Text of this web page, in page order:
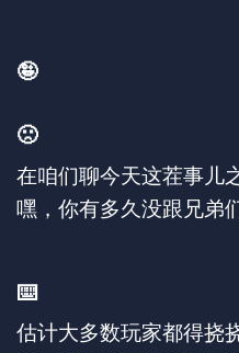
🤪
🙁
在咱们聊今天这茬事儿
嘿，你有多久没跟兄弟
⌨️
估计大多数玩家都得挠